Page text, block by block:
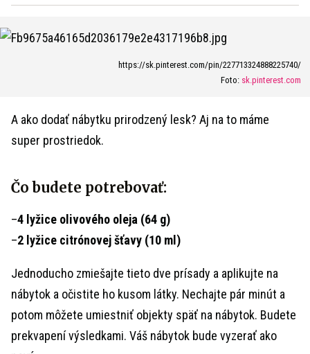
https://sk.pinterest.com/pin/227713324888225740/
Foto: sk.pinterest.com
A ako dodať nábytku prirodzený lesk? Aj na to máme
super prostriedok.
Čo budete potrebovať:
–4 lyžice olivového oleja (64 g)
–2 lyžice citrónovej šťavy (10 ml)
Jednoducho zmiešajte tieto dve prísady a aplikujte na
nábytok a očistite ho kusom látky. Nechajte pár minút a
potom môžete umiestniť objekty späť na nábytok. Budete
prekvapení výsledkami. Váš nábytok bude vyzerať ako